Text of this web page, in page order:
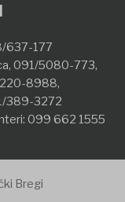
637-177
091/5080-773,
8988,
389-3272
099 662 1555
Bregi